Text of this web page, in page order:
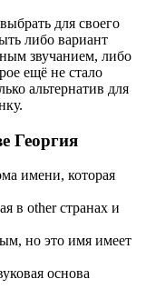
для своего
либо вариант
звучанием, либо
ещё не стало
альтернатив для
Георгия
имени, которая
в other странах и
но это имя имеет
основа